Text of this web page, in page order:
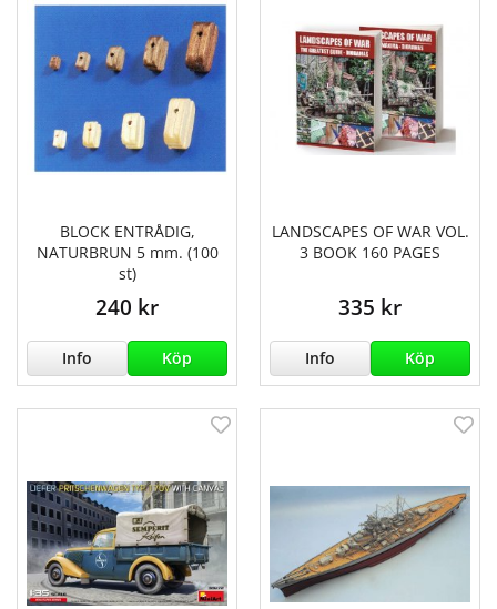
BLOCK ENTRÅDIG,
NATURBRUN 5 mm. (100
st)
240 kr
Info Köp
LANDSCAPES OF WAR VOL.
3 BOOK 160 PAGES
335 kr
Info Köp